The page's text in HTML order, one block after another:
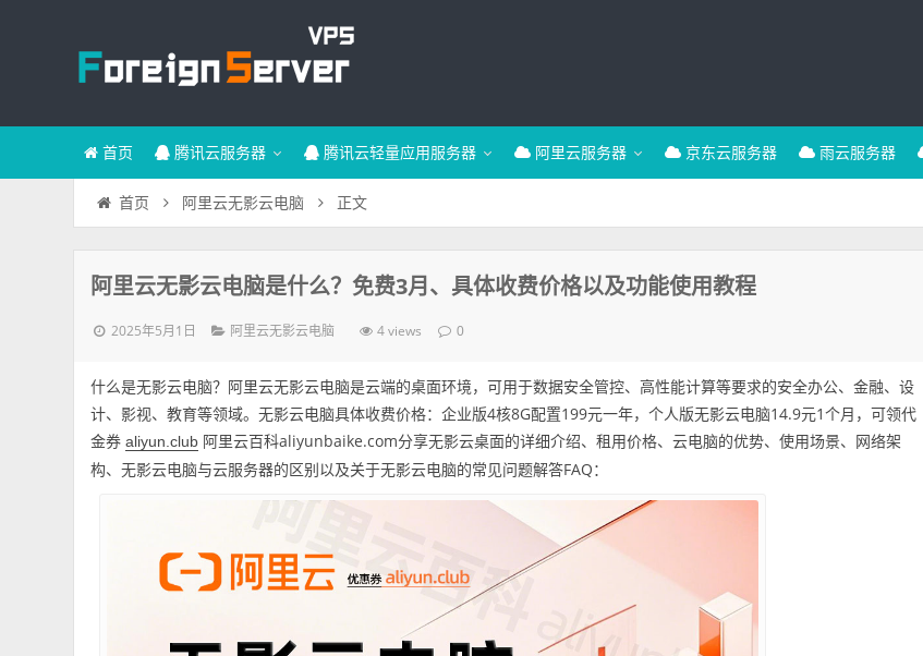
首页 腾讯云服务器 腾讯云轻量应用服务器 阿里云服务器 京东云服务器 雨云服务器
首页 阿里云无影云电脑 正文
阿里云无影云电脑是什么？免费3月、具体收费价格以及功能使用教程
2025年5月1日 阿里云无影云电脑 4 views 0
什么是无影云电脑？阿里云无影云电脑是云端的桌面环境，可用于数据安全管控、高性能计算等要求的安全办公、金融、设
计、影视、教育等领域。无影云电脑具体收费价格：企业版4核8G配置199元一年，个人版无影云电脑14.9元1个月，可领代
金券aliyun.club 阿里云百科aliyunbaike.com分享无影云桌面的详细介绍、租用价格、云电脑的优势、使用场景、网络架
构、无影云电脑与云服务器的区别以及关于无影云电脑的常见问题解答FAQ：